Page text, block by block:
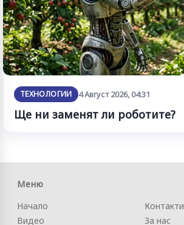
ТЕХНОЛОГИИ 4 Август 2026, 04:31
Ще ни заменят ли роботите?
Меню
Начало
Видео
Контакти
За нас